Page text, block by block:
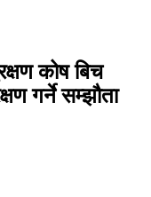
कोष बिच
गर्ने सम्झौता